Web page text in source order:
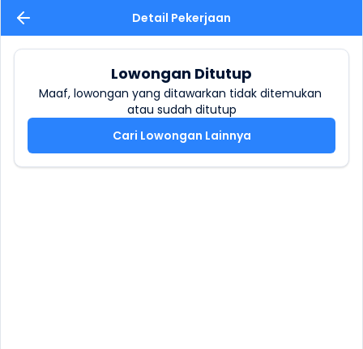
Detail Pekerjaan
Lowongan Ditutup
Maaf, lowongan yang ditawarkan tidak ditemukan
atau sudah ditutup
Cari Lowongan Lainnya